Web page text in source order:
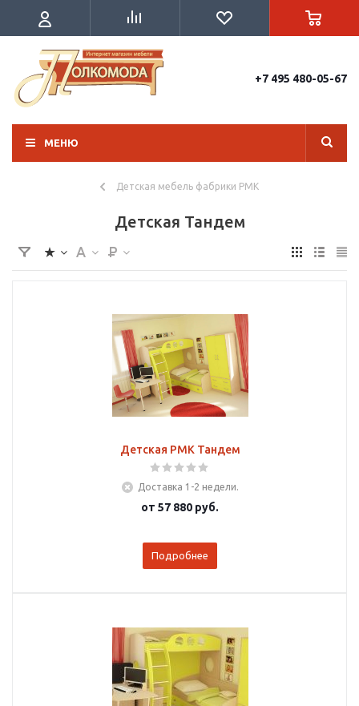
+7 495 480-05-67
МЕНЮ
Детская мебель фабрики РМК
Детская Тандем
Детская РМК Тандем
Доставка 1-2 недели.
от 57 880 руб.
Подробнее